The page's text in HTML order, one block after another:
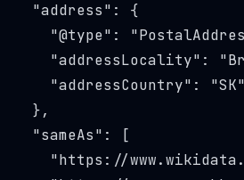
  "address": {
"@type":
"addressLocality":
    "addressCountry": "SK"
  },
  "sameAs": [
    "
https://